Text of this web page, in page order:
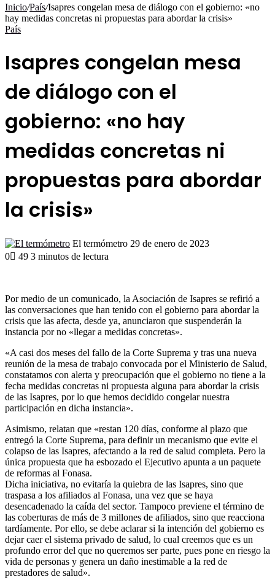
Inicio/País/Isapres congelan mesa de diálogo con el gobierno: «no
hay medidas concretas ni propuestas para abordar la crisis»
País
Isapres congelan mesa
de diálogo con el
gobierno: «no hay
medidas concretas ni
propuestas para abordar
la crisis»
El termómetro Send
29 de enero de 2023
0
49 3 minutos de lectura
Por medio de un comunicado, la Asociación de Isapres se refirió a
las conversaciones que han tenido con el gobierno para abordar la
crisis que las afecta, desde ya, anunciaron que suspenderán la
instancia por no «llegar a medidas concretas».
«A casi dos meses del fallo de la Corte Suprema y tras una nueva
reunión de la mesa de trabajo convocada por el Ministerio de Salud,
constatamos con alerta y preocupación que el gobierno no tiene a la
fecha medidas concretas ni propuesta alguna para abordar la crisis
de las Isapres, por lo que hemos decidido congelar nuestra
participación en dicha instancia».
Asimismo, relatan que «restan 120 días, conforme al plazo que
entregó la Corte Suprema, para definir un mecanismo que evite el
colapso de las Isapres, afectando a la red de salud completa. Pero la
única propuesta que ha esbozado el Ejecutivo apunta a un paquete
de reformas al Fonasa.
Dicha iniciativa, no evitaría la quiebra de las Isapres, sino que
traspasa a los afiliados al Fonasa, una vez que se haya
desencadenado la caída del sector. Tampoco previene el término de
las coberturas de más de 3 millones de afiliados, sino que reacciona
tardíamente. Por ello, se debe aclarar si la intención del gobierno es
dejar caer el sistema privado de salud, lo cual creemos que es un
profundo error del que no queremos ser parte, pues pone en riesgo la
vida de personas y genera un daño inestimable a la red de
prestadores de salud».